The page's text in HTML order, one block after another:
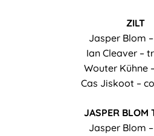
ZILT
Jasper Blom
Ian Cleaver –
Wouter Kühne
Cas Jiskoot –
JASPER BLOM
Jasper Blom